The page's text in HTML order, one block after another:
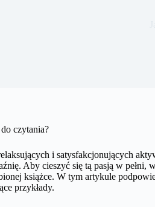
czytania?
i satysfakcjonujących
Aby cieszyć się tą pasją w
książce. W tym artykule
przykłady.